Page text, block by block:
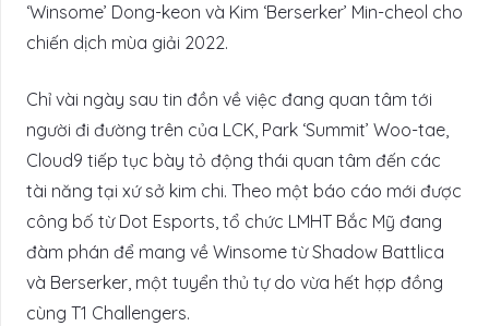
‘Winsome’ Dong-keon và Kim ‘Berserker’ Min-cheol cho
chiến dịch mùa giải 2022.
Chỉ vài ngày sau tin đồn về việc đang quan tâm tới
người đi đường trên của LCK, Park ‘Summit’ Woo-tae,
Cloud9 tiếp tục bày tỏ động thái quan tâm đến các
tài năng tại xứ sở kim chi. Theo một báo cáo mới được
công bố từ Dot Esports, tổ chức LMHT Bắc Mỹ đang
đàm phán để mang về Winsome từ Shadow Battlica
và Berserker, một tuyển thủ tự do vừa hết hợp đồng
cùng T1 Challengers.